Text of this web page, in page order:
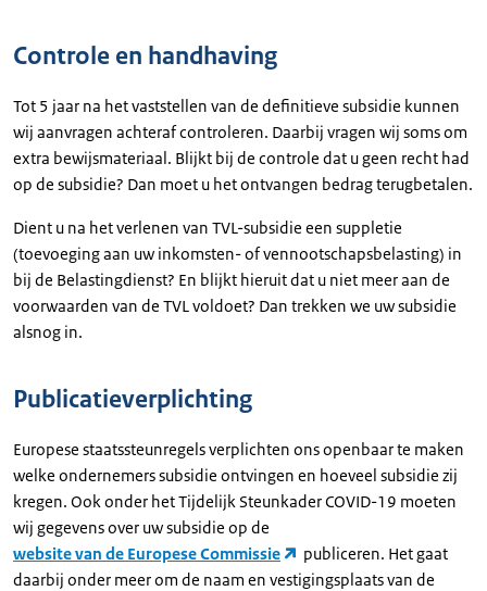
Controle en handhaving
Tot 5 jaar na het vaststellen van de definitieve subsidie kunnen
wij aanvragen achteraf controleren. Daarbij vragen wij soms om
extra bewijsmateriaal. Blijkt bij de controle dat u geen recht had
op de subsidie? Dan moet u het ontvangen bedrag terugbetalen.
Dient u na het verlenen van TVL-subsidie een suppletie
(toevoeging aan uw inkomsten- of vennootschapsbelasting) in
bij de Belastingdienst? En blijkt hieruit dat u niet meer aan de
voorwaarden van de TVL voldoet? Dan trekken we uw subsidie
alsnog in.
Publicatieverplichting
Europese staatssteunregels verplichten ons openbaar te maken
welke ondernemers subsidie ontvingen en hoeveel subsidie zij
kregen. Ook onder het Tijdelijk Steunkader COVID-19 moeten
wij gegevens over uw subsidie op de
website van de Europese Commissie
publiceren. Het gaat
daarbij onder meer om de naam en vestigingsplaats van de